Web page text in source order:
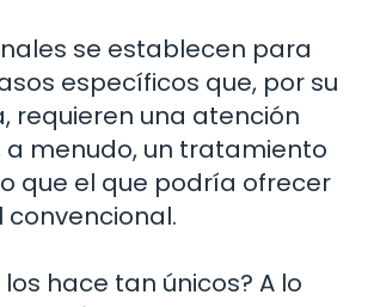
se establecen para
específicos que, por su
requieren una atención
a menudo, un tratamiento
que el que podría ofrecer
convencional.
los hace tan únicos? A lo